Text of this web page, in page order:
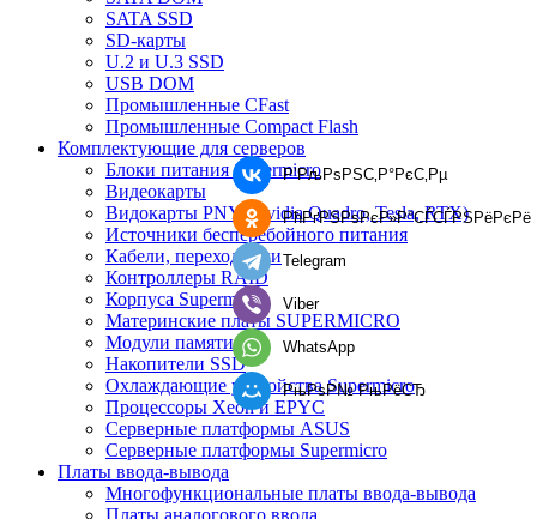
SATA SSD
SD-карты
U.2 и U.3 SSD
USB DOM
Промышленные CFast
Промышленные Compact Flash
Комплектующие для серверов
Блоки питания Supermicro
Видеокарты
Видокарты PNY (Nvidia Quadro, Tesla, RTX)
Источники бесперебойного питания
Кабели, переходники
Контроллеры RAID
Корпуса Supermicro
Материнские платы SUPERMICRO
Модули памяти
Накопители SSD
Охлаждающие устройства Supermicro
Процессоры Xeon и EPYC
Серверные платформы ASUS
Серверные платформы Supermicro
Платы ввода-вывода
Многофункциональные платы ввода-вывода
Платы аналогового ввода
Р’РљРѕРЅС‚Р°РєС‚Рµ
РћРґРЅРѕРєР»Р°СЃСЃРЅРёРєРё
Telegram
Viber
WhatsApp
РњРѕР№ РњРёСЂ